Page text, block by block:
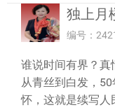
独上月
编号：
谁说时间有界？真
从青丝到白发，
怀，这就是续写